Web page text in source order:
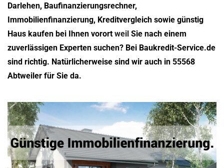
Darlehen, Baufinanzierungsrechner,
Immobilienfinanzierung, Kreditvergleich sowie günstig
Haus kaufen bei Ihnen vorort weil Sie nach einem
zuverlässigen Experten suchen? Bei Baukredit-Service.de
sind richtig. Natürlicherweise sind wir auch in 55568
Abtweiler für Sie da.